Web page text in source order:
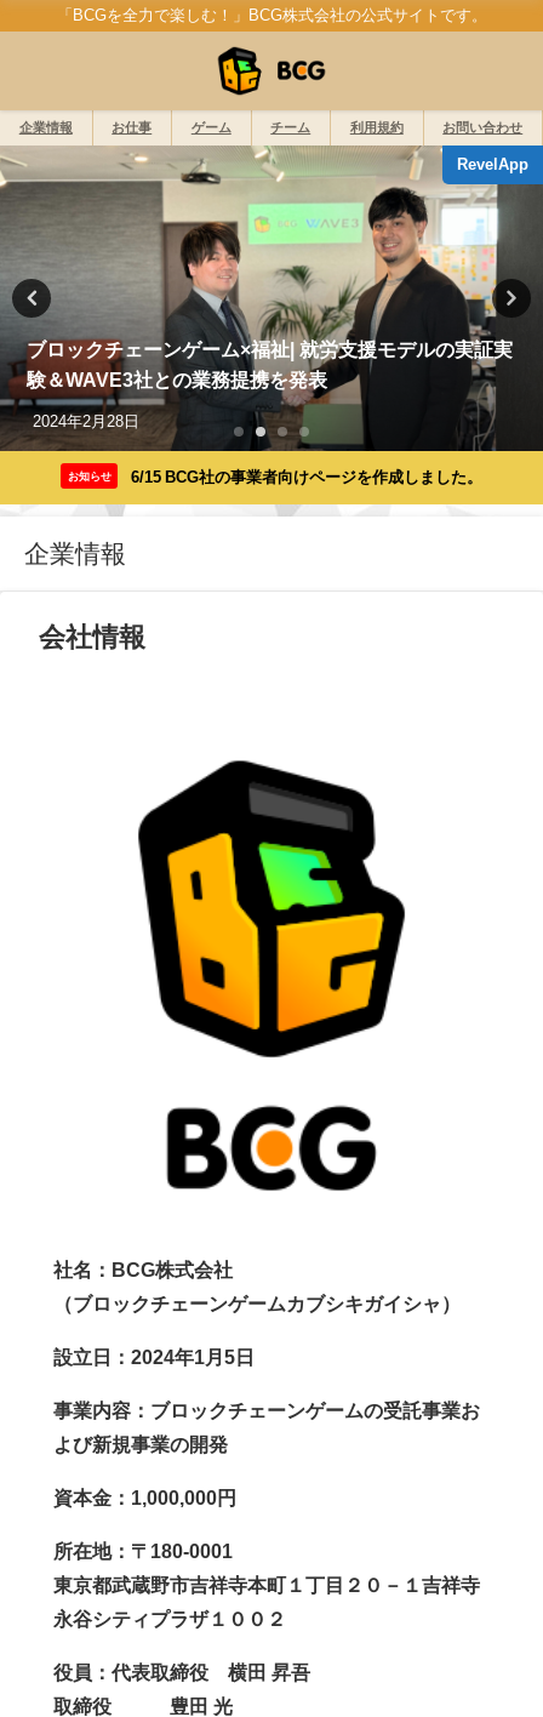
「BCGを全力で楽しむ！」BCG株式会社の公式サイトです。
企業情報 お仕事 ゲーム チーム 利用規約 お問い合わせ
RevelApp
ブロックチェーンゲーム×福祉| 就労支援モデルの実証実
験＆WAVE3社との業務提携を発表
2024年2月28日
お知らせ 6/15 BCG社の事業者向けページを作成しました。
企業情報
会社情報
社名：BCG株式会社
（ブロックチェーンゲームカブシキガイシャ）
設立日：2024年1月5日
事業内容： ブロックチェーンゲームの受託事業お
よび新規事業の開発
資本金：1,000,000円
所在地：〒180-0001
東京都武蔵野市吉祥寺本町１丁目２０－１吉祥寺
永谷シティプラザ１００２
役員：代表取締役 横田 昇吾
取締役 豊田 光